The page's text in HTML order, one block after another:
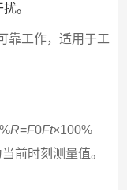
。
靠工作，适用于工
R=F0​Ft​​×100%
前时刻测量值。